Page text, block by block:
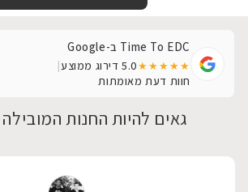
Time To EDC ב-Google
★★★★★
5.0דירוג ממוצע
חוות דעת מאומתות
גאים להיות החנות